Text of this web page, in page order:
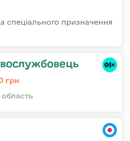
спеціального призначення
грн